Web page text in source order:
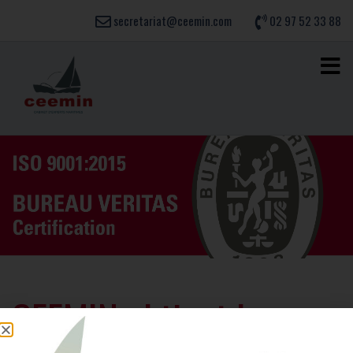
02 97 52 33 88
secretariat@ceemin.com
CEEMIN obtient la